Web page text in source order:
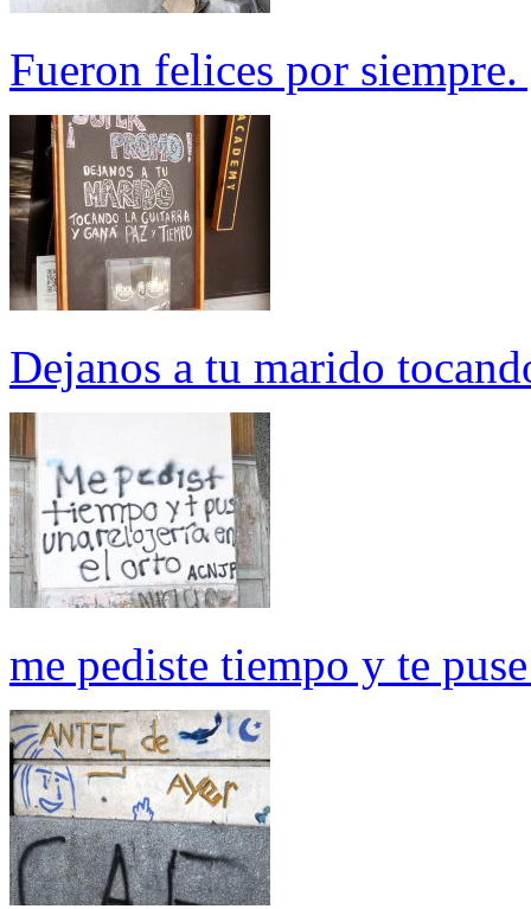
Fueron felices por
Dejanos a tu marido
me pediste tiempo y te